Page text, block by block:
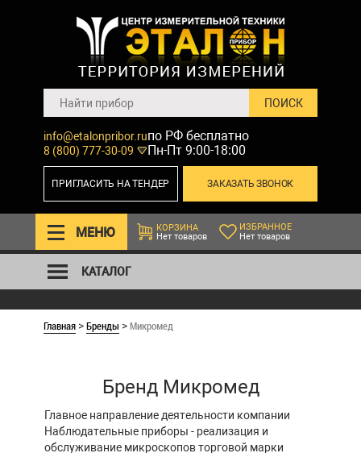
info@etalonpribor.ru
8 (800) 777-30-09
по РФ бесплатно
Пн-Пт 9:00-18:00
ЗАКАЗАТЬ ЗВОНОК
ПРИГЛАСИТЬ НА ТЕНДЕР
МЕНЮ
КОРЗИНА
Нет товаров
ИЗБРАННОЕ
Нет товаров
КАТАЛОГ
Главная >Бренды > Микромед
Бренд Микромед
Главное направление деятельности компании
Наблюдательные приборы - реализация и
обслуживание микроскопов торговой марки